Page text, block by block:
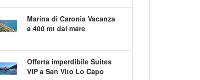
Marina di Caronia Vacanza
a 400 mt dal mare
Offerta imperdibile Suites
VIP a San Vito Lo Capo